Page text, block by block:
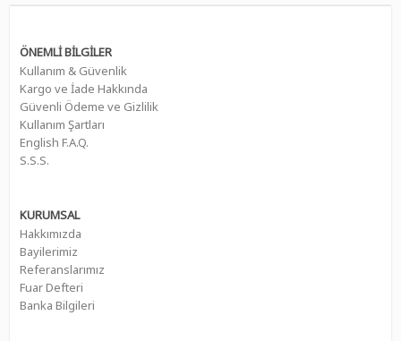
ÖNEMLİ BİLGİLER
Kullanım & Güvenlik
Kargo ve İade Hakkında
Güvenli Ödeme ve Gizlilik
Kullanım Şartları
English F.A.Q.
S.S.S.
KURUMSAL
Hakkımızda
Bayilerimiz
Referanslarımız
Fuar Defteri
Banka Bilgileri